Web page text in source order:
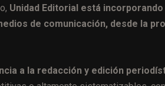
Unidad Editorial está
de comunicación, desde la
a la redacción y edición